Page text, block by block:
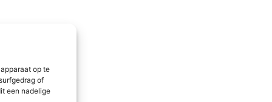
op te
of
een nadelige